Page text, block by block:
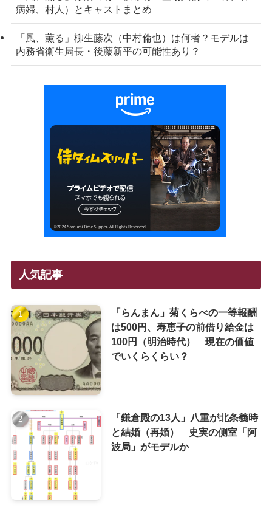
病婦、村人）とキャストまとめ
「風、薫る」柳生藤次（中村倫也）は何者？モデルは
内務省衛生局長・後藤新平の可能性あり？
人気記事
「らんまん」菊くらべの一等報酬
は500円、寿恵子の前借り給金は
100円（明治時代） 現在の価値
でいくらくらい？
「鎌倉殿の13人」八重が北条義時
と結婚（再婚） 史実の側室「阿
波局」がモデルか